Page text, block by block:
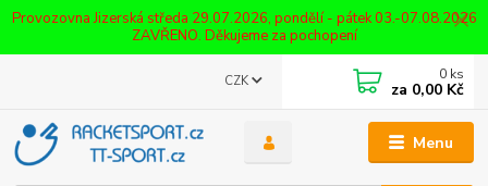
Provozovna Jizerská středa 29.07.2026, pondělí - pátek 03.-07.08.2026
ZAVŘENO. Děkujeme za pochopení
Menu
CZK 0 ks
za 0,00 Kč